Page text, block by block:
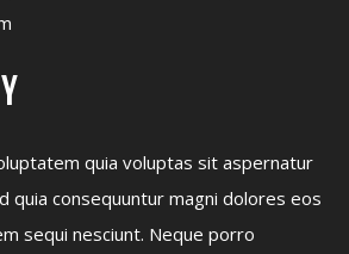
quia voluptas sit aspernatur
quia consequuntur magni dolores eos
sequi nesciunt. Neque porro